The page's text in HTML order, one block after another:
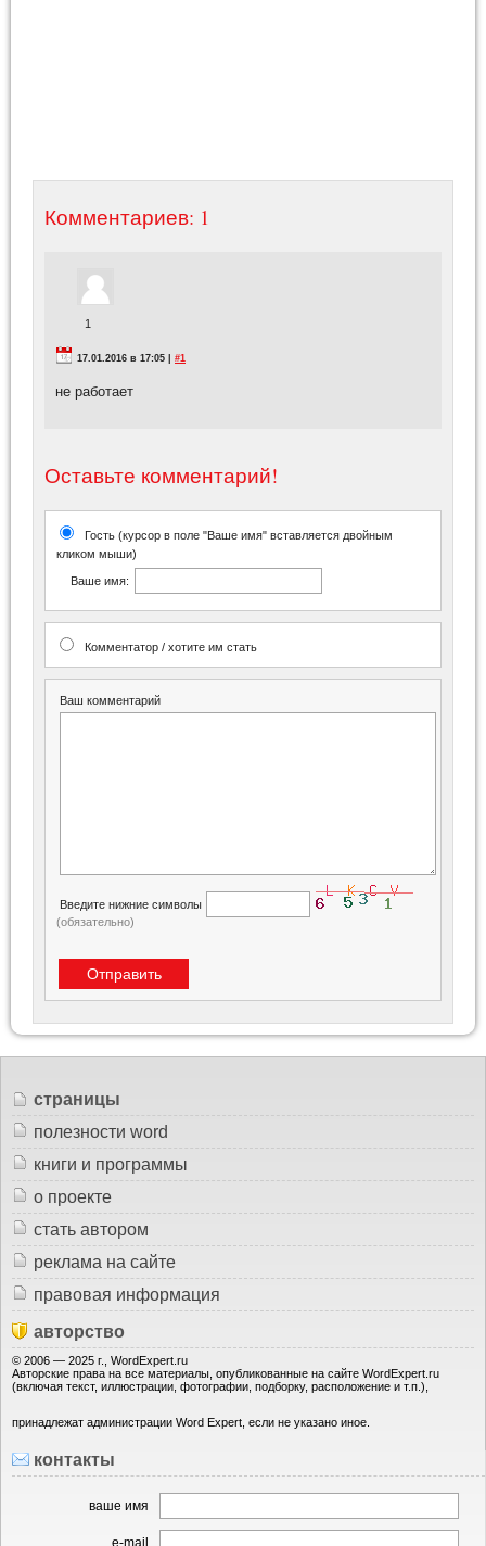
Комментариев: 1
1
17.01.2016 в 17:05 | #1
не работает
Оставьте комментарий!
Гость (курсор в поле "Ваше имя" вставляется двойным
кликом мыши)
Ваше имя:
Комментатор / хотите им стать
Ваш комментарий
Введите нижние символы
(обязательно)
страницы
полезности word
книги и программы
о проекте
стать автором
реклама на сайте
правовая информация
авторство
© 2006 — 2025 г., WordExpert.ru
Авторские права на все материалы, опубликованные на сайте WordExpert.ru
(включая текст, иллюстрации, фотографии, подборку, расположение и т.п.),
принадлежат администрации Word Expert, если не указано иное.
контакты
ваше имя
e-mail